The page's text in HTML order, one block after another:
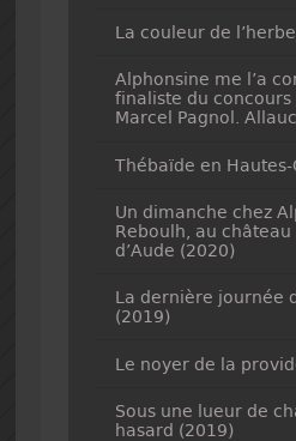
La couleur de
Alphonsine me l’a
finaliste du concours
Marcel Pagnol.
Thébaïde en
Un dimanche chez
Reboulh, au château
d’Aude (2020)
La dernière journée
(2019)
Le noyer de la
Sous une lueur de
hasard (2019)